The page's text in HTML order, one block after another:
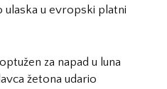
ulaska u evropski platni
za napad u luna
žetona udario